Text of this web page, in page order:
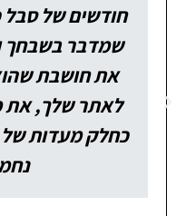
חודשים של
שמדבר בשבחך
את חושבת
לאתר שלך, את
כחלק מעדות